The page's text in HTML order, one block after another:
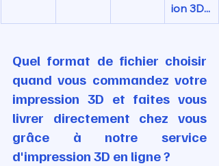
ion 3D...
Quel format de fichier choisir
quand vous commandez votre
impression 3D et faites vous
livrer directement chez vous
grâce à notre service
d'impression 3D en ligne ?